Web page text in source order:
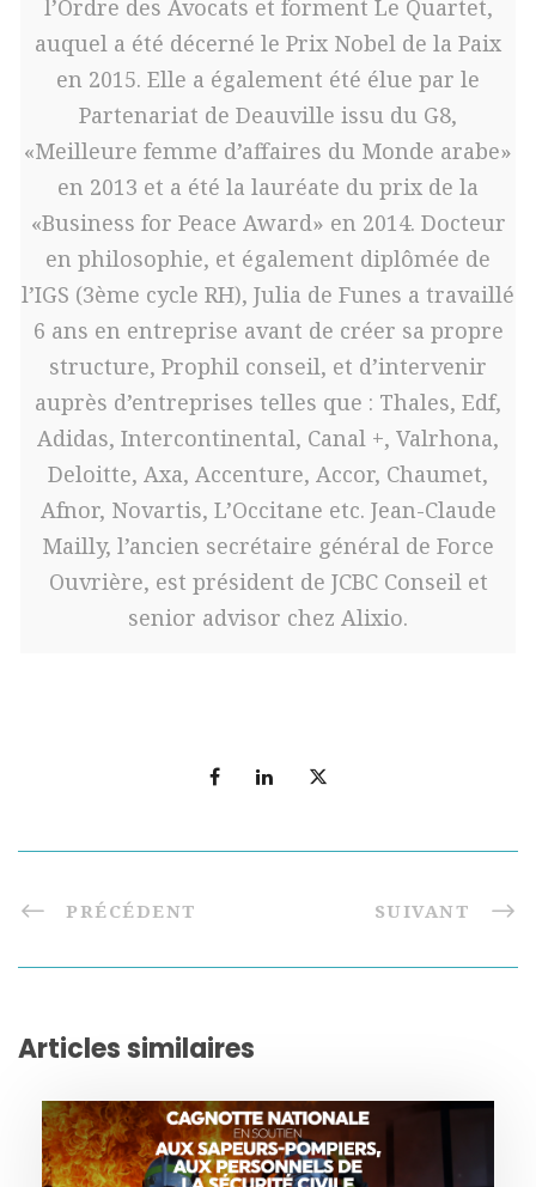
l’Ordre des Avocats et forment Le Quartet,
auquel a été décerné le Prix Nobel de la Paix
en 2015. Elle a également été élue par le
Partenariat de Deauville issu du G8,
«Meilleure femme d’affaires du Monde arabe»
en 2013 et a été la lauréate du prix de la
«Business for Peace Award» en 2014. Docteur
en philosophie, et également diplômée de
l’IGS (3ème cycle RH), Julia de Funes a travaillé
6 ans en entreprise avant de créer sa propre
structure, Prophil conseil, et d’intervenir
auprès d’entreprises telles que : Thales, Edf,
Adidas, Intercontinental, Canal +, Valrhona,
Deloitte, Axa, Accenture, Accor, Chaumet,
Afnor, Novartis, L’Occitane etc. Jean-Claude
Mailly, l’ancien secrétaire général de Force
Ouvrière, est président de JCBC Conseil et
senior advisor chez Alixio.
PRÉCÉDENT SUIVANT
Articles similaires